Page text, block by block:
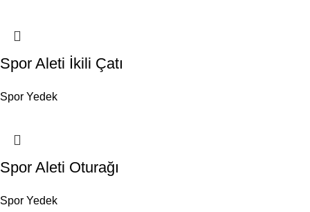
Spor Aleti İkili Çatı
Spor Yedek
Spor Aleti Oturağı
Spor Yedek